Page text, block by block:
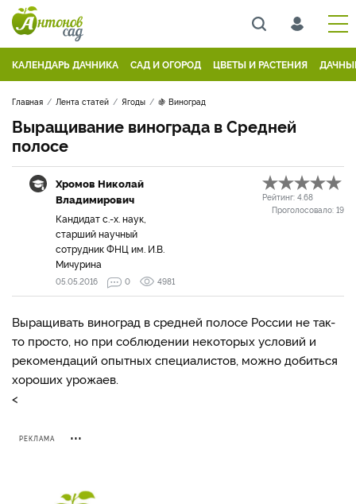
КАЛЕНДАРЬ ДАЧНИКА САД И ОГОРОД ЦВЕТЫ И РАСТЕНИЯ
Главная Лента статей Ягоды 🍇 Виноград
Выращивание винограда в Средней
полосе
Хромов Николай
Владимирович
Кандидат с.-х. наук,
старший научный
сотрудник ФНЦ им. И.В.
Мичурина
Рейтинг: 4.68
Проголосовало: 19
05.05.2016 0 4981
Выращивать виноград в средней полосе России не так-
то просто, но при соблюдении некоторых условий и
рекомендаций опытных специалистов, можно добиться
хороших урожаев.
<
РЕКЛАМА